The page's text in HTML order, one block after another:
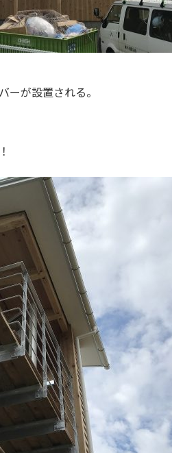
ーが設置される。